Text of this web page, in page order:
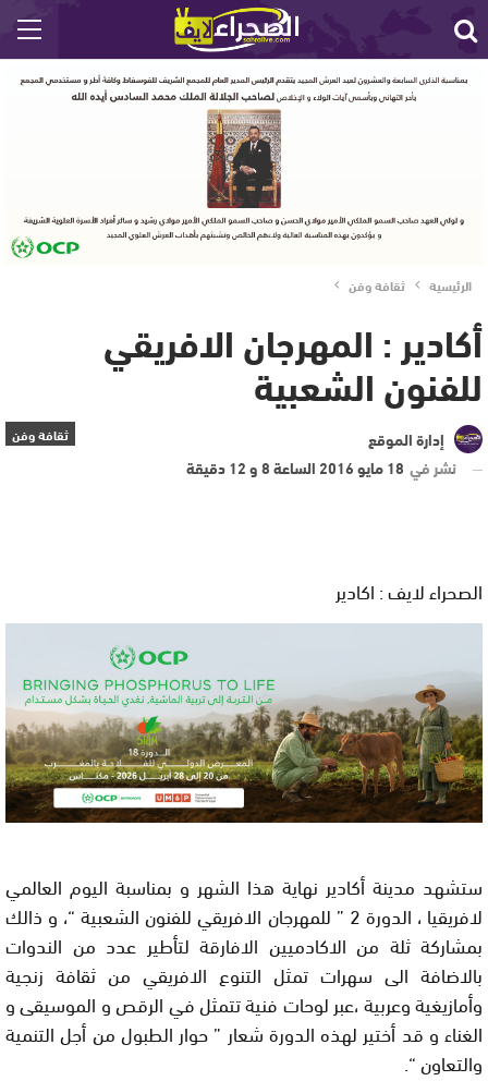
الرئيسية ثقافة وفن
أكادير : المهرجان الافريقي
للفنون الشعبية
ثقافة وفن
إدارة الموقع
نشر في 18 مايو 2016 الساعة 8 و 12 دقيقة
الصحراء لايف : اكادير
ستشهد مدينة أكادير نهاية هذا الشهر و بمناسبة اليوم العالمي
لافريقيا ، الدورة 2 ” للمهرجان الافريقي للفنون الشعبية “، و ذالك
بمشاركة ثلة من الاكادميين الافارقة لتأطير عدد من الندوات
بالاضافة الى سهرات تمثل التنوع الافريقي من ثقافة زنجية
وأمازيغية وعربية ،عبر لوحات فنية تتمثل في الرقص و الموسيقى و
الغناء و قد أختير لهذه الدورة شعار ” حوار الطبول من أجل التنمية
والتعاون “.